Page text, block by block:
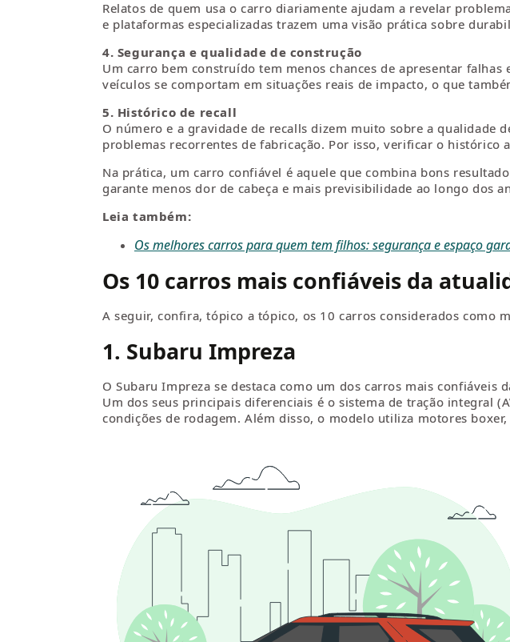
Relatos de quem usa o carro diariamente ajudam a revelar
e plataformas especializadas trazem uma visão prática sobre
4. Segurança e qualidade de construção
Um carro bem construído tem menos chances de apresentar
veículos se comportam em situações reais de impacto, o que
5. Histórico de recall
O número e a gravidade de recalls dizem muito sobre a qualidade
problemas recorrentes de fabricação. Por isso, verificar o histórico
Na prática, um carro confiável é aquele que combina bons
garante menos dor de cabeça e mais previsibilidade ao longo dos
Leia também:
Os melhores carros para quem tem filhos: segurança e espaço
Os 10 carros mais confiáveis da
A seguir, confira, tópico a tópico, os 10 carros considerados como
1. Subaru Impreza
O Subaru Impreza se destaca como um dos carros mais
Um dos seus principais diferenciais é o sistema de tração integral
condições de rodagem. Além disso, o modelo utiliza motores